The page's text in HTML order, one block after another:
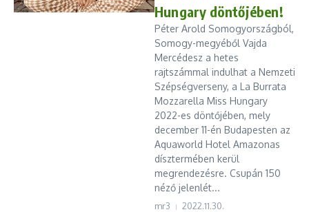
Hungary döntőjében!
Péter Arold Somogyországból,
Somogy-megyéből Vajda
Mercédesz a hetes
rajtszámmal indulhat a Nemzeti
Szépségverseny, a La Burrata
Mozzarella Miss Hungary
2022-es döntőjében, mely
december 11-én Budapesten az
Aquaworld Hotel Amazonas
dísztermében kerül
megrendezésre. Csupán 150
néző jelenlét...
mr3 2022.11.30.